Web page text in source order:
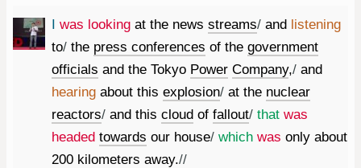
I was looking at the news streams/ and listening
to/ the press conferences of the government
officials and the Tokyo Power Company,/ and
hearing about this explosion/ at the nuclear
reactors/ and this cloud of fallout/ that was
headed towards our house/ which was only about
200 kilometers away.//